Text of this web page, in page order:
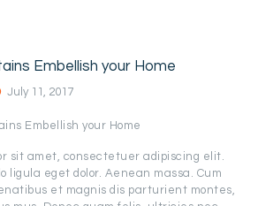
Embellish your Home
July 11, 2017
sit amet, consectetuer adipiscing elit.
ligula eget dolor. Aenean massa. Cum
et magnis dis parturient montes,